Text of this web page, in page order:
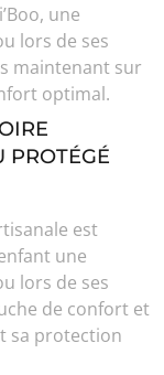
une
lors de ses
maintenant sur
optimal.
PROTÉGÉ
est
une
lors de ses
de confort et
sa protection